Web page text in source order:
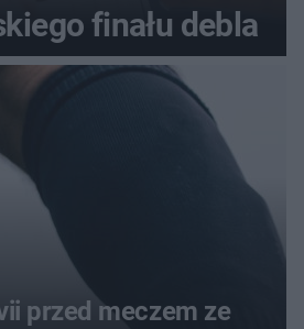
finału debla
przed meczem ze